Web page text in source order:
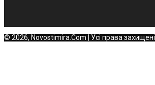
© 2026, Novostimira.Com | Усі права захищені